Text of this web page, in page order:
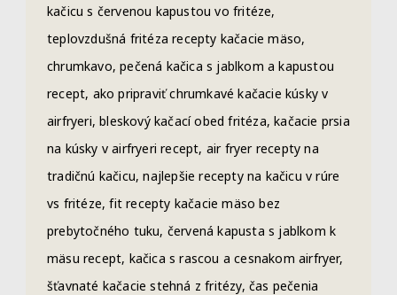
kačicu s červenou kapustou vo fritéze,
teplovzdušná fritéza recepty kačacie mäso,
chrumkavo, pečená kačica s jablkom a kapustou
recept, ako pripraviť chrumkavé kačacie kúsky v
airfryeri, bleskový kačací obed fritéza, kačacie prsia
na kúsky v airfryeri recept, air fryer recepty na
tradičnú kačicu, najlepšie recepty na kačicu v rúre
vs fritéze, fit recepty kačacie mäso bez
prebytočného tuku, červená kapusta s jablkom k
mäsu recept, kačica s rascou a cesnakom airfryer,
šťavnaté kačacie stehná z fritézy, čas pečenia